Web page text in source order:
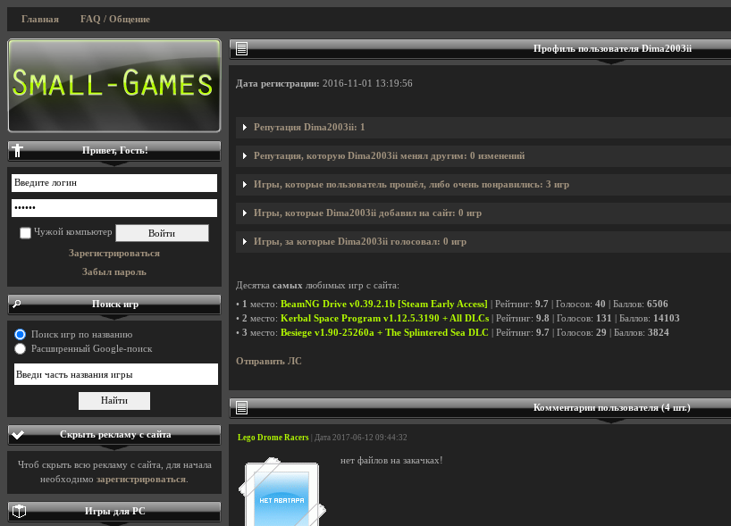
Главная FAQ / Общение
Профиль пользователя Dima2003ii
Дата регистрации: 2016-11-01 13:19:56
Репутация Dima2003ii: 1
Репутация, которую Dima2003ii менял другим: 0 изменений
Игры, которые пользователь прошёл, либо очень понравились: 3 игр
Игры, которые Dima2003ii добавил на сайт: 0 игр
Игры, за которые Dima2003ii голосовал: 0 игр
Десятка самых любимых игр с сайта:
• 1 место: BeamNG Drive v0.39.2.1b [Steam Early Access] | Рейтинг: 9.7 | Голосов: 40 | Баллов: 6506
• 2 место: Kerbal Space Program v1.12.5.3190 + All DLCs | Рейтинг: 9.8 | Голосов: 131 | Баллов: 14103
• 3 место: Besiege v1.90-25260a + The Splintered Sea DLC | Рейтинг: 9.7 | Голосов: 29 | Баллов: 3824
Отправить ЛС
Комментарии пользователя (4 шт.)
Lego Drome Racers | Дата 2017-06-12 09:44:32
нет файлов на закачках!
Привет, Гость!
Чужой компьютер
Зарегистрироваться
Забыл пароль
Поиск игр
Поиск игр по названию
Расширенный Google-поиск
Скрыть рекламу с сайта
Чтоб скрыть всю рекламу с сайта, для начала
необходимо зарегистрироваться
Игры для PC